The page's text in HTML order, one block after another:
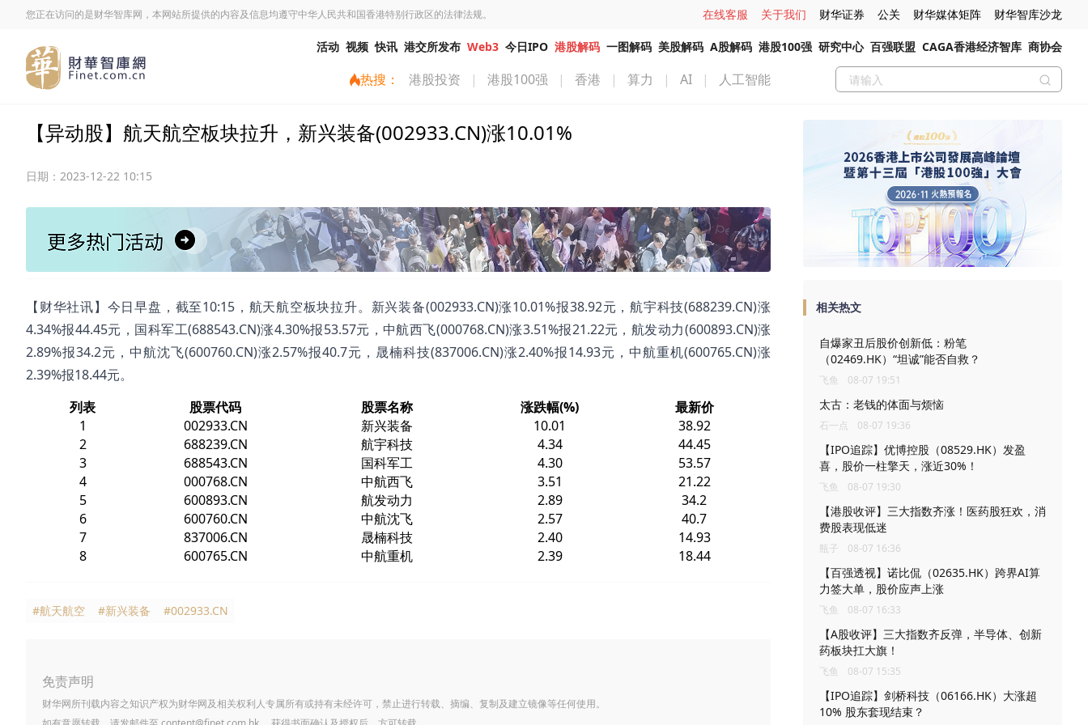
您正在访问的是财华智库网，本网站所提供的内容及信息均遵守中华人民共和国香港特别行政区的法律法规。 在线客服 关于我们 财华证券 公关 财华媒体矩阵 财华智库沙龙
活动 视频 快讯 港交所发布 Web3 今日IPO 港股解码 一图解码 美股解码 A股解码 港股100强 研究中心 百强联盟 CAGA香港经济智库 商协会
热搜： 港股投资 | 港股100强 | 香港 | 算力 | AI | 人工智能
【异动股】航天航空板块拉升，新兴装备(002933.CN)涨10.01%
日期： 2023-12-22 10:15
【财华社讯】今日早盘，截至10:15，航天航空板块拉升。新兴装备(002933.CN)涨10.01%报38.92元，航宇科技(688239.CN)涨
4.34%报44.45元，国科军工(688543.CN)涨4.30%报53.57元，中航西飞(000768.CN)涨3.51%报21.22元，航发动力(600893.CN)涨
2.89%报34.2元，中航沈飞(600760.CN)涨2.57%报40.7元，晟楠科技(837006.CN)涨2.40%报14.93元，中航重机(600765.CN)涨
2.39%报18.44元。
列表
股票代码 股票名称 涨跌幅(%)
最新价
1
002933.CN 新兴装备 10.01
38.92
2
688239.CN 航宇科技 4.34
44.45
3
688543.CN 国科军工 4.30
53.57
4
000768.CN 中航西飞 3.51
21.22
5
600893.CN 航发动力 2.89
34.2
6
600760.CN 中航沈飞 2.57
40.7
7
837006.CN 晟楠科技 2.40
14.93
8
600765.CN 中航重机 2.39 18.44
#航天航空 #新兴装备 #002933.CN
免责声明
财华网所刊载内容之知识产权为财华网及相关权利人专属所有或持有未经许可，禁止进行转载、摘编、复制及建立镜像等任何使用。
相关热文
自爆家丑后股价创新低：粉笔
（02469.HK）“坦诚”能否自救？
飞鱼 08-07 19:51
太古：老钱的体面与烦恼
石一点 08-07 19:36
【IPO追踪】优博控股（08529.HK）发盈
喜，股价一柱擎天，涨近30%！
飞鱼 08-07 19:30
【港股收评】三大指数齐涨！医药股狂欢，消
费股表现低迷
瓶子 08-07 16:36
【百强透视】诺比侃（02635.HK）跨界AI算
力签大单，股价应声上涨
飞鱼 08-07 16:33
【A股收评】三大指数齐反弹，半导体、创新
药板块扛大旗！
飞鱼 08-07 15:35
【IPO追踪】剑桥科技（06166.HK）大涨超
10% 股东套现结束？